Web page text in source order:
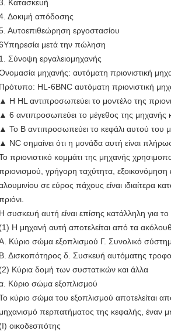
Κατασκευή
Δοκιμή απόδοσης
Αυτοεπιθεώρηση εργοστασίου
μετά την πώληση
1. Σύνοψη εργαλειομηχανής
μηχανής: αυτόματη πριονιστική
Πρότυπο: HL-6BNC αυτόματη πριονιστική
▲ Η HL αντιπροσωπεύει το μοντέλο της
▲ 6 αντιπροσωπεύει το μέγεθος της μηχανής
▲ Το B αντιπροσωπεύει το κεφάλι αυτού του
▲ NC σημαίνει ότι η μονάδα αυτή είναι
πριονιστικό κομμάτι της μηχανής
γρήγορη ταχύτητα, εξοικονόμηση
σε εύρος πάχους είναι ιδιαίτερα
Η συσκευή αυτή είναι επίσης κατάλληλη για
(1) Η μηχανή αυτή αποτελείται από τα
Κύριο σώμα εξοπλισμού Γ. Συνολικό
Β. Δισκοπότηρος δ. Συσκευή αυτόματης
(2) Κύρια δομή των συστατικών και άλλα
Κύριο σώμα εξοπλισμού
κύριο σώμα του εξοπλισμού αποτελείται
μηχανισμό περπατήματος της κεφαλής, έναν
(Ι) οικοδεσπότης